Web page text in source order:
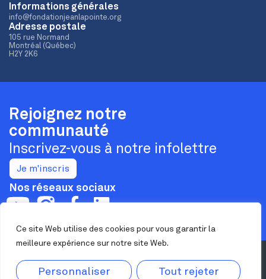
Ce site Web utilise des cookies pour vous garantir la
meilleure expérience sur notre site Web.
Personnaliser Tout rejeter
Informations générales
info@fondationjeanlapointe.org
Adresse postale
105 rue Normand
Montréal (Québec)
H2Y 2K6
Rejoignez notre
communauté
Inscrivez-vous à notre infolettre
Je m'inscris
Nos réseaux sociaux
Confidentialité
Nous joindre